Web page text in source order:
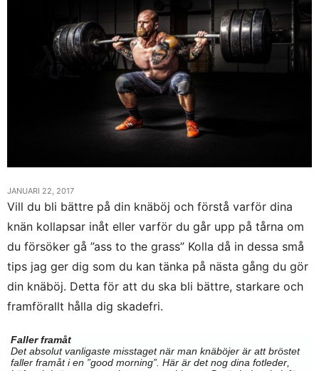
JANUARI 22, 2017
Vill du bli bättre på din knäböj och förstå varför dina
knän kollapsar inåt eller varför du går upp på tårna om
du försöker gå ”ass to the grass” Kolla då in dessa små
tips jag ger dig som du kan tänka på nästa gång du gör
din knäböj. Detta för att du ska bli bättre, starkare och
framförallt hålla dig skadefri.
Faller framåt
Det absolut vanligaste misstaget när man knäböjer är att bröstet
faller framåt i en ”good morning”. Här är det nog dina fotleder,